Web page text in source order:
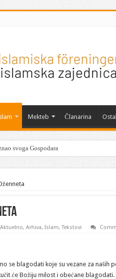
Mekteb Članarina
Aktuelno, Arhiva, Islam,Tekstovi
se blagodati koje su vezane za naših
će Božiju milost i obećane blagodati.